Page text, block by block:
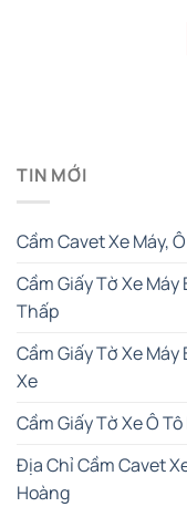
TIN MỚI
Cầm Cavet Xe Máy,
Cầm Giấy Tờ Xe
Thấp
Cầm Giấy Tờ Xe
Xe
Cầm Giấy Tờ Xe Ô
Địa Chỉ Cầm Cavet
Hoàng